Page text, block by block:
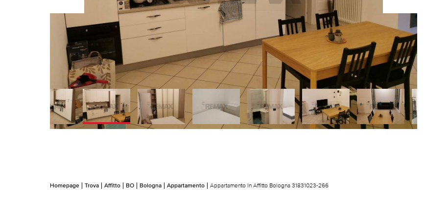
Homepage Trova Affitto BO Bologna Appartamento Appartamento In Affitto Bologna 31831023-266